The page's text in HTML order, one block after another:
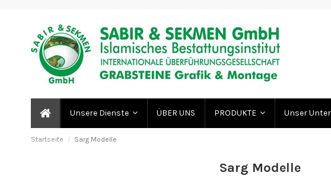
Unsere Dienste ÜBER UNS PRODUKTE Unser
Startseite Sarg Modelle
Sarg Modelle